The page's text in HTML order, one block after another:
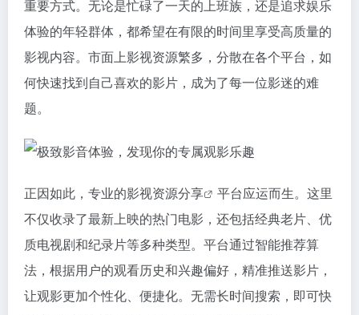
重要方式。无论是忙碌了一天的上班族，还是追求娱乐
体验的年轻群体，都希望在有限的时间里享受高质量的
影视内容。市面上影视资源繁多，分散在各个平台，如
何快速找到自己喜欢的影片，成为了每一位影迷的难
题。
正因如此，专业的影视资源分享
平台应运而生。这里
不仅收录了最新上映的热门电影，还包括经典老片、优
质电视剧和纪录片等多种类型。平台通过智能推荐算
法，根据用户的观看历史和兴趣偏好，精准推送影片，
让观影更加个性化、便捷化。无需长时间搜索，即可快